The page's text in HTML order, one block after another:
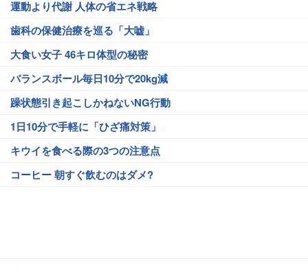
運動より代謝 人体の省エネ戦略
歯科の保健治療を巡る「大嘘」
大食い女子 46キロ体型の秘密
バランスボール毎日10分で20kg減
躁状態引き起こしかねないNG行動
1日10分で手軽に「ひざ痛対策」
キウイを食べる際の3つの注意点
コーヒー 朝すぐ飲むのはダメ?